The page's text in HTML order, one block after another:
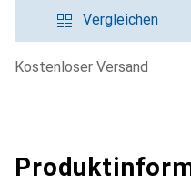
Vergleichen
kostenloser Versand